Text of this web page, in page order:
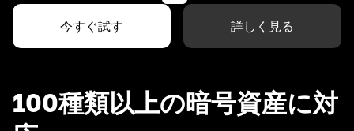
今すぐ試す 詳しく見る
100種類以上の暗号資産に対